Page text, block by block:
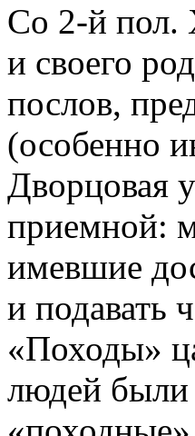
Со 2-й пол.
и своего
послов,
(особенно
Дворцовая
приемной:
имевшие
и подавать
«Походы»
людей были